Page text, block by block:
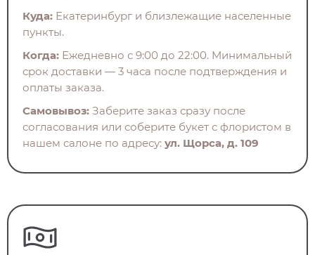
Куда: Екатеринбург и близлежащие населенные
пункты.
Когда: Ежедневно с 9:00 до 22:00. Минимальный
срок доставки — 3 часа после подтверждения и
оплаты заказа.
Самовывоз: Заберите заказ сразу после
согласования или соберите букет с флористом в
нашем салоне по адресу: ул. Щорса, д. 109